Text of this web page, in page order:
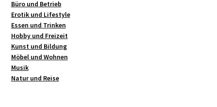
Büro und Betrieb
Erotik und Lifestyle
Essen und Trinken
Hobby und Freizeit
Kunst und Bildung
Möbel und Wohnen
Musik
Natur und Reise